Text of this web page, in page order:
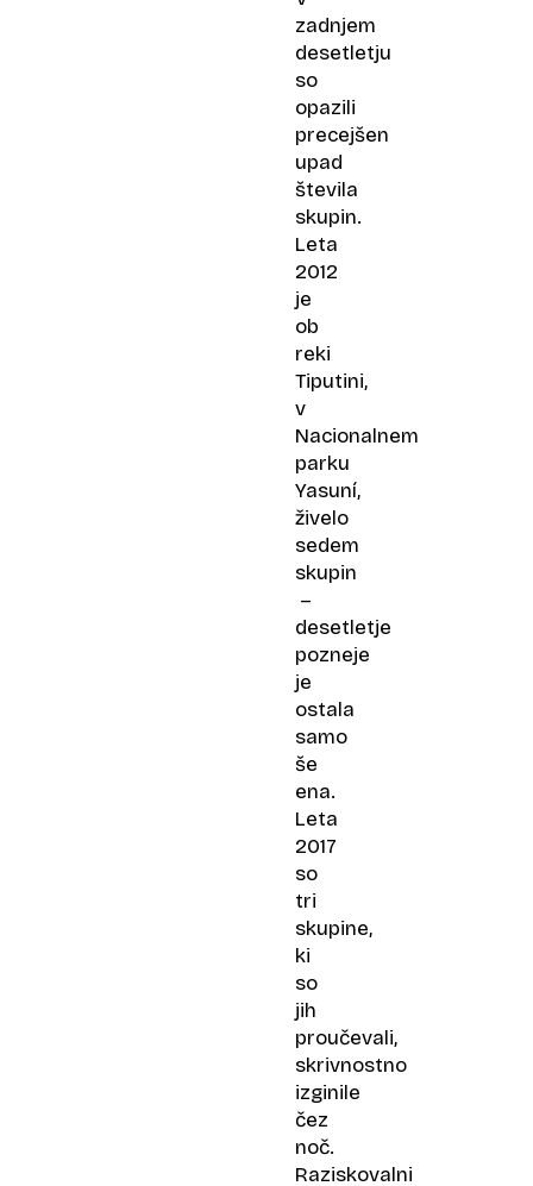
zadnjem
desetletju
so
opazili
precejšen
upad
števila
skupin.
Leta
2012
je
ob
reki
Tiputini,
v
Nacionalnem
parku
Yasuní,
živelo
sedem
skupin
–
desetletje
pozneje
je
ostala
samo
še
ena.
Leta
2017
so
tri
skupine,
ki
so
jih
proučevali,
skrivnostno
izginile
čez
noč.
Raziskovalni